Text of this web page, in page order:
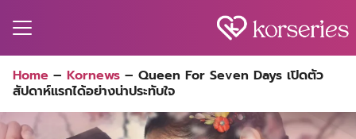
for:
Home – Kornews – Queen For Seven Days เปิดตัว
สัปดาห์แรกได้อย่างน่าประทับใจ